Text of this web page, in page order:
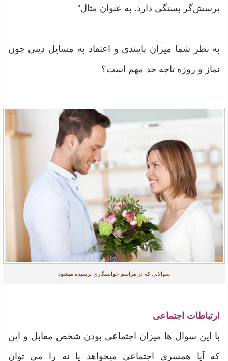
پرسش‌گر بستگی دارد. به عنوان مثال"
به نظر شما ميزان پایبندی و اعتقاد به مسایل دینی چون
نماز و روزه تاچه حد مهم است؟
سوالاتی که در مراسم خواستگاری پرسیده میشود
ارتباطات اجتماعی
با این سوال ها ميزان اجتماعی بودن شخص مقابل و این
که آیا همسری اجتماعی میخواهد یا نه را می توان